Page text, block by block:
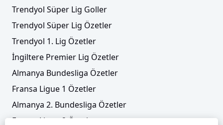
Trendyol Süper Lig Goller
Trendyol Süper Lig Özetler
Trendyol 1. Lig Özetler
İngiltere Premier Lig Özetler
Almanya Bundesliga Özetler
Fransa Ligue 1 Özetler
Almanya 2. Bundesliga Özetler
Fransa Ligue 2 Özetler